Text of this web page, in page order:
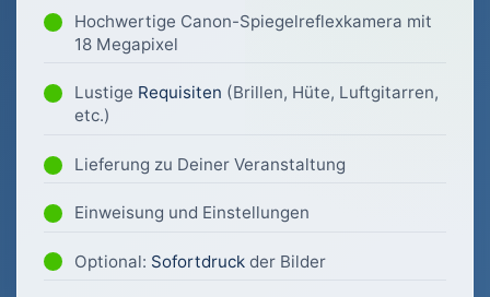
Hochwertige Canon-Spiegelreflexkamera mit
18 Megapixel
Lustige Requisiten (Brillen, Hüte, Luftgitarren,
etc.)
Lieferung zu Deiner Veranstaltung
Einweisung und Einstellungen
Optional: Sofortdruck der Bilder